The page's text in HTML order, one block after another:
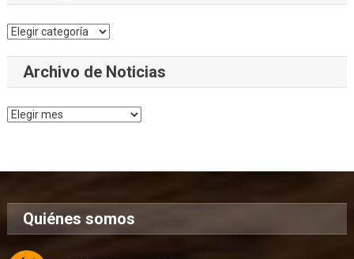
Categorías
Archivo de Noticias
Archivo
Quiénes somos